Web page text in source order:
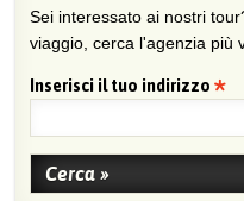
Sei interessato ai nostri
viaggio, cerca l'agenzia più
Inserisci il tuo indirizzo